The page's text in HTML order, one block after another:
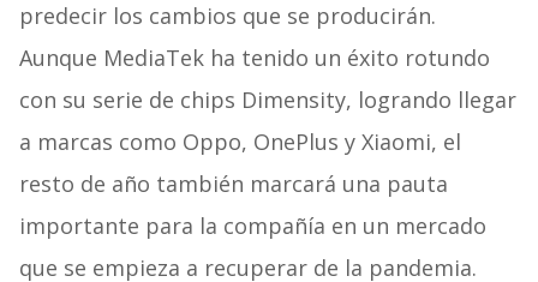
predecir los cambios que se producirán.
Aunque MediaTek ha tenido un éxito rotundo
con su serie de chips Dimensity, logrando llegar
a marcas como Oppo, OnePlus y Xiaomi, el
resto de año también marcará una pauta
importante para la compañía en un mercado
que se empieza a recuperar de la pandemia.